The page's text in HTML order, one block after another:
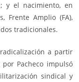
y el nacimiento, en
Frente Amplio (FA),
tradicionales.
a partir
Pacheco impulsó
sindical y